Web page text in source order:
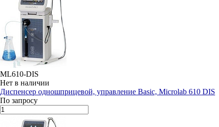
ML610-DIS
Нет в наличии
Диспенсер одношприцевой, управление Basic, Microlab 610 DIS
По запросу